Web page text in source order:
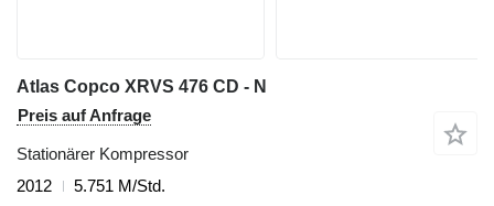
Atlas Copco XRVS 476 CD - N
Preis auf Anfrage
Stationärer Kompressor
2012
5.751 M/Std.